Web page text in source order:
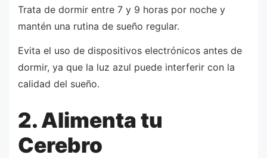
Trata de dormir entre 7 y 9 horas por noche y
mantén una rutina de sueño regular.
Evita el uso de dispositivos electrónicos antes de
dormir, ya que la luz azul puede interferir con la
calidad del sueño.
2. Alimenta tu
Cerebro